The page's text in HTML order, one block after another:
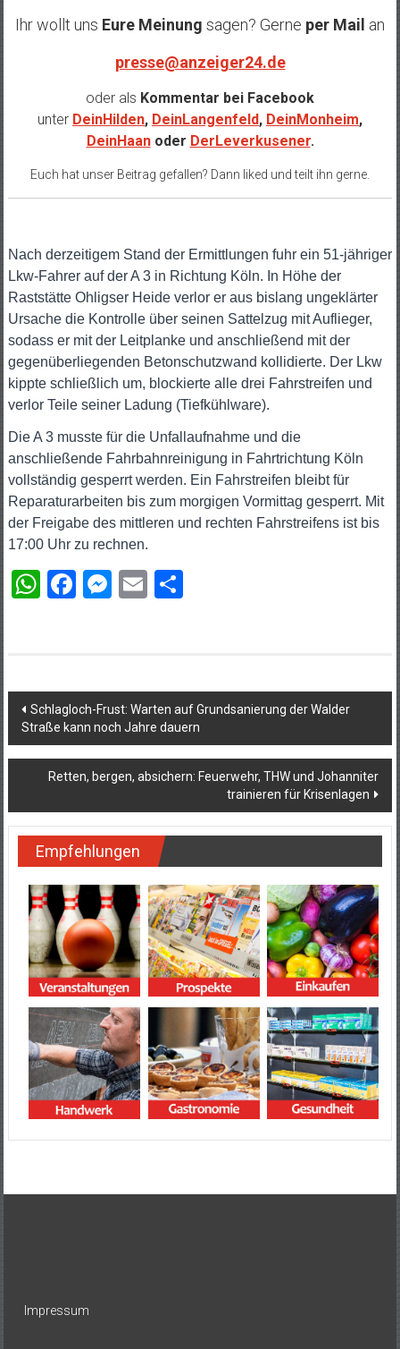
Ihr wollt uns Eure Meinung sagen? Gerne per Mail an
presse@anzeiger24.de
oder als Kommentar bei Facebook
unter DeinHilden, DeinLangenfeld, DeinMonheim,
DeinHaanoder DerLeverkusener.
Euch hat unser Beitrag gefallen? Dann liked und teilt ihn gerne.
Nach derzeitigem Stand der Ermittlungen fuhr ein 51-jähriger
Lkw-Fahrer auf der A 3 in Richtung Köln. In Höhe der
Raststätte Ohligser Heide verlor er aus bislang ungeklärter
Ursache die Kontrolle über seinen Sattelzug mit Auflieger,
sodass er mit der Leitplanke und anschließend mit der
gegenüberliegenden Betonschutzwand kollidierte. Der Lkw
kippte schließlich um, blockierte alle drei Fahrstreifen und
verlor Teile seiner Ladung (Tiefkühlware).
Die A 3 musste für die Unfallaufnahme und die
anschließende Fahrbahnreinigung in Fahrtrichtung Köln
vollständig gesperrt werden. Ein Fahrstreifen bleibt für
Reparaturarbeiten bis zum morgigen Vormittag gesperrt. Mit
der Freigabe des mittleren und rechten Fahrstreifens ist bis
17:00 Uhr zu rechnen.
WhatsApp
Facebook
Messenger
EmailTeilen
Beitragsnavigation
Schlagloch-Frust: Warten auf Grundsanierung der Walder
Straße kann noch Jahre dauern
Retten, bergen, absichern: Feuerwehr, THW und Johanniter
trainieren für Krisenlagen
Empfehlungen
Impressum